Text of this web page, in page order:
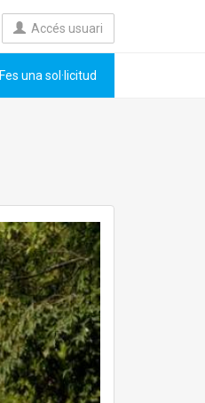
Accés usuari
Fes una sol·licitud